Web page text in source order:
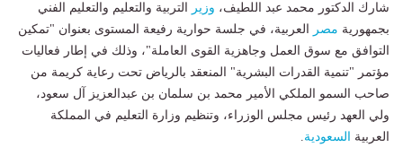
شارك الدكتور محمد عبد اللطيف، وزير
التربية والتعليم والتعليم الفني
بجمهورية مصر
العربية، في جلسة حوارية رفيعة المستوى بعنوان "تمكين
التوافق مع سوق العمل وجاهزية القوى العاملة"، وذلك في إطار فعاليات
مؤتمر "تنمية القدرات البشرية" المنعقد بالرياض تحت رعاية كريمة من
صاحب السمو الملكي الأمير محمد بن سلمان بن عبدالعزيز آل سعود،
ولي العهد رئيس مجلس الوزراء، وتنظيم وزارة التعليم في المملكة
العربية
السعودية.